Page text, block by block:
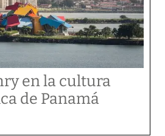
en la cultura
de Panamá